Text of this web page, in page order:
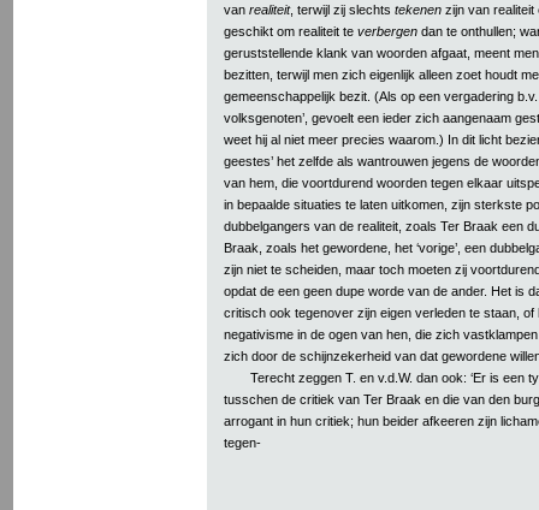
van realiteit, terwijl zij slechts tekenen zijn van realiteit
geschikt om realiteit te verbergen dan te onthullen;
geruststellende klank van woorden afgaat, meent
bezitten, terwijl men zich eigenlijk alleen zoet houdt
gemeenschappelijk bezit. (Als op een vergadering b.v.
volksgenoten’, gevoelt een ieder zich aangenaam
weet hij al niet meer precies waarom.) In dit licht
geestes’ het zelfde als wantrouwen jegens de
van hem, die voortdurend woorden tegen elkaar
in bepaalde situaties te laten uitkomen, zijn sterkste
dubbelgangers van de realiteit, zoals Ter Braak een
Braak, zoals het gewordene, het ‘vorige’, een
zijn niet te scheiden, maar toch moeten zij
opdat de een geen dupe worde van de ander. Het is
critisch ook tegenover zijn eigen verleden te staan, of
negativisme in de ogen van hen, die zich vastklampen
zich door de schijnzekerheid van dat gewordene
Terecht zeggen T. en v.d.W. dan ook: ‘Er is een
tusschen de critiek van Ter Braak en die van den
arrogant in hun critiek; hun beider afkeeren zijn
tegen-